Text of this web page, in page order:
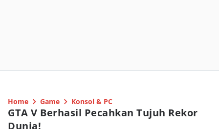
Home Game Konsol & PC
GTA V Berhasil Pecahkan Tujuh Rekor
Dunia!